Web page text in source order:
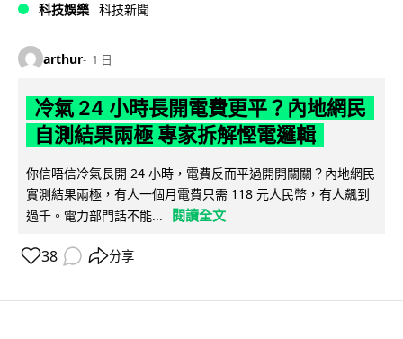
科技娛樂 科技新聞
arthur 1 日
冷氣 24 小時長開電費更平？內地網民
自測結果兩極 專家拆解慳電邏輯
你信唔信冷氣長開 24 小時，電費反而平過開開關關？內地網民
實測結果兩極，有人一個月電費只需 118 元人民幣，有人飆到
過千。電力部門話不能...
閱讀全文
38 分享